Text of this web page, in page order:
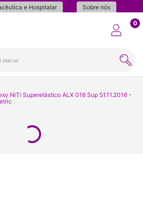
e Hospitalar Sobre nós
0
NiTi Superelástico ALX 016 Sup 51.11.2016 -